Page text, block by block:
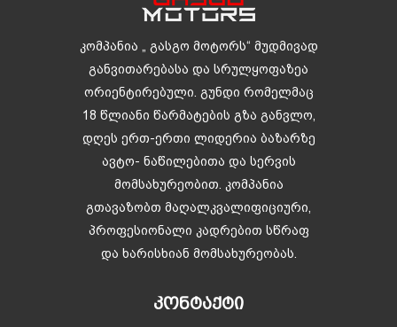
კომპანია „ გასგო მოტორს“ მუდმივად
განვითარებასა და სრულყოფაზეა
ორიენტირებული. გუნდი რომელმაც
18 წლიანი წარმატების გზა განვლო,
დღეს ერთ-ერთი ლიდერია ბაზარზე
ავტო- ნაწილებითა და სერვის
მომსახურეობით. კომპანია
გთავაზობთ მაღალკვალიფიციური,
პროფესიონალი კადრებით სწრაფ
და ხარისხიან მომსახურეობას.
ᲙᲝᲜᲢᲐᲥᲢᲘ